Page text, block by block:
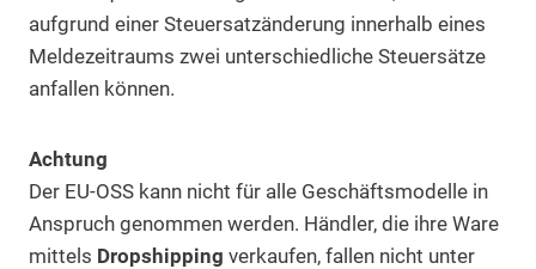
aufgrund einer Steuersatzänderung innerhalb eines
Meldezeitraums zwei unterschiedliche Steuersätze
anfallen können.
Achtung
Der EU-OSS kann nicht für alle Geschäftsmodelle in
Anspruch genommen werden. Händler, die ihre Ware
mittels Dropshipping verkaufen, fallen nicht unter